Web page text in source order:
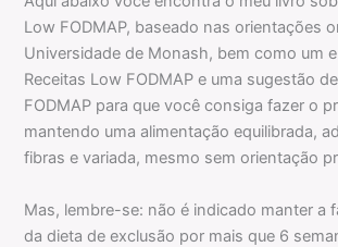
Low FODMAP, baseado nas orientações
Universidade de Monash, bem como um
Receitas Low FODMAP e uma sugestão
FODMAP para que você consiga fazer o
mantendo uma alimentação equilibrada,
fibras e variada, mesmo sem orientação
Mas, lembre-se: não é indicado manter a
da dieta de exclusão por mais que 6